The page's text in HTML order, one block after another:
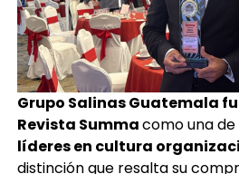
Grupo Salinas Guatemala
Revista Summacomo una
líderes en cultura
distinción que resalta su